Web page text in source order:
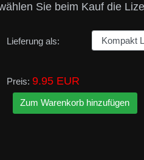
Sie beim Kauf die
Lieferung als:
Preis: 9.95 EUR